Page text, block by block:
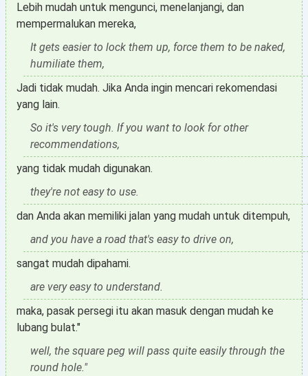
Lebih mudah untuk mengunci, menelanjangi, dan
mempermalukan mereka,
It gets easier to lock them up, force them to be naked,
humiliate them,
Jadi tidak mudah. Jika Anda ingin mencari rekomendasi
yang lain.
So it's very tough. If you want to look for other
recommendations,
yang tidak mudah digunakan.
they're not easy to use.
dan Anda akan memiliki jalan yang mudah untuk ditempuh,
and you have a road that's easy to drive on,
sangat mudah dipahami.
are very easy to understand.
maka, pasak persegi itu akan masuk dengan mudah ke
lubang bulat."
well, the square peg will pass quite easily through the
round hole."